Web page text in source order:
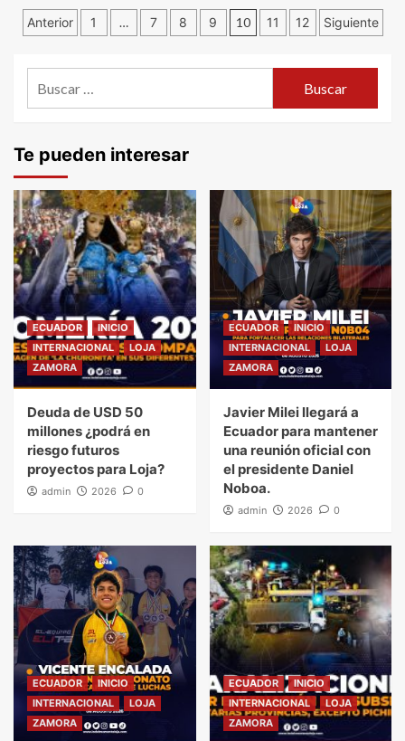
Navegación
entradas
Anterior 1 … 7 8 9 10 11 12 Siguiente
Te pueden interesar
ECUADOR
INICIO
INTERNACIONAL
LOJA
ZAMORA
Deuda de USD 50
millones ¿podrá en
riesgo futuros
proyectos para Loja?
admin 2026 0
ECUADOR
INICIO
INTERNACIONAL
LOJA
ZAMORA
Javier Milei llegará a
Ecuador para mantener
una reunión oficial con
el presidente Daniel
Noboa.
admin 2026 0
ECUADOR
INICIO
INTERNACIONAL
LOJA
ZAMORA
ECUADOR
INICIO
INTERNACIONAL
LOJA
ZAMORA